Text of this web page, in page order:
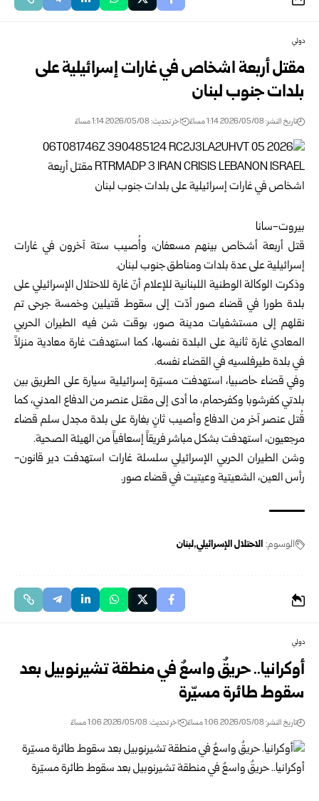
دولي
مقتل أربعة اشخاص في غارات إسرائيلية على
بلدات جنوب لبنان
تاريخ النشر: 2026/05/08 1:14 مساءً اخر تحديث: 2026/05/08 1:14 مساءً
بيروت-سانا
قتل أربعة أشخاص بينهم مسعفان، وأُصيب ستة آخرون في غارات
إسرائيلية على عدة بلدات ومناطق جنوب لبنان.
وذكرت الوكالة الوطنية اللبنانية للإعلام أنّ غارة للاحتلال الإسرائيلي على
بلدة طورا في قضاء صور أدّت إلى سقوط قتيلين وخمسة جرحى تم
نقلهم إلى مستشفيات مدينة صور، بوقت شن فيه الطيران الحربي
المعادي غارة ثانية على البلدة نفسها، كما استهدفت غارة معادية منزلاً
في بلدة طيرفلسيه في القضاء نفسه.
وفي قضاء حاصبيا، استهدفت مسيّرة إسرائيلية سيارة على الطريق بين
بلدتي كفرشوبا وكفرحمام، ما أدى إلى مقتل عنصر من الدفاع المدني، كما
قُتل عنصر آخر من الدفاع وأصيب ثانٍ بغارة على بلدة مجدل سلم قضاء
مرجعيون، استهدفت بشكل مباشر فريقاً إسعافياً من الهيئة الصحية.
وشن الطيران الحربي الإسرائيلي سلسلة غارات استهدفت دير قانون-
رأس العين، الشعيتية وعيتيت في قضاء صور.
الوسوم: الاحتلال الإسرائيلي لبنان
دولي
أوكرانيا.. حريقٌ واسعٌ في منطقة تشيرنوبيل بعد
سقوط طائرة مسيّرة
تاريخ النشر: 2026/05/08 1:06 مساءً اخر تحديث: 2026/05/08 1:06 مساءً